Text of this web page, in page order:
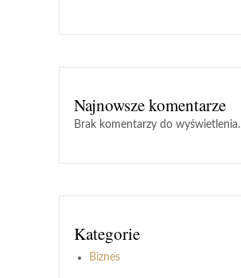
Najnowsze komentarze
Brak komentarzy do wyświetlenia.
Kategorie
Biznes